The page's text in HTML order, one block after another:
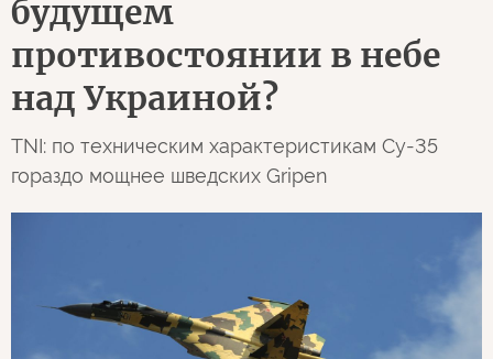
будущем
противостоянии в небе
над Украиной?
TNI: по техническим характеристикам Су-35
гораздо мощнее шведских Gripen